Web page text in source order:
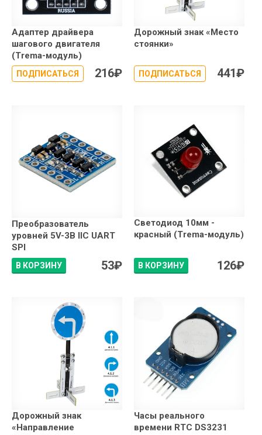
Адаптер драйвера
шагового двигателя
(Trema-модуль)
ПОДПИСАТЬСЯ 216₽
Дорожный знак «Место
стоянки»
ПОДПИСАТЬСЯ 441₽
Преобразователь
уровней 5V-3В IIC UART
SPI
В КОРЗИНУ 53₽
Светодиод 10мм -
красный (Trema-модуль)
В КОРЗИНУ 126₽
Дорожный знак
«Направление
Часы реального
времени RTC DS3231